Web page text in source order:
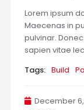
Lorem ipsum
Maecenas in
pulvinar.
sapien vitae
Tags: Build
December 6,